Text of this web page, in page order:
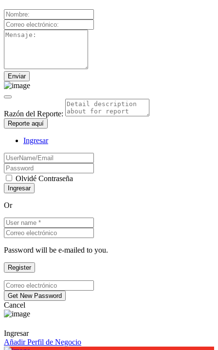
Razón del Reporte:
Reporte aquí
Ingresar
Olvidé Contraseña
Or
Password will be e-mailed to you.
Cancel
Ingresar
Añadir Perfil de Negocio